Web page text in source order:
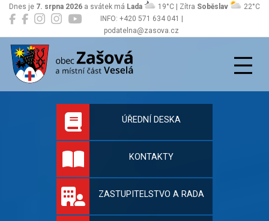
INFO: +420 571 634 041 |
podatelna@zasova.cz
Dnes je 7. srpna 2026 a svátek má Lada 19°C | Zítra Soběslav 22°C
Zašová
Oficiální stránky
ÚŘEDNÍ DESKA
KONTAKTY
ZASTUPITELSTVO A RADA